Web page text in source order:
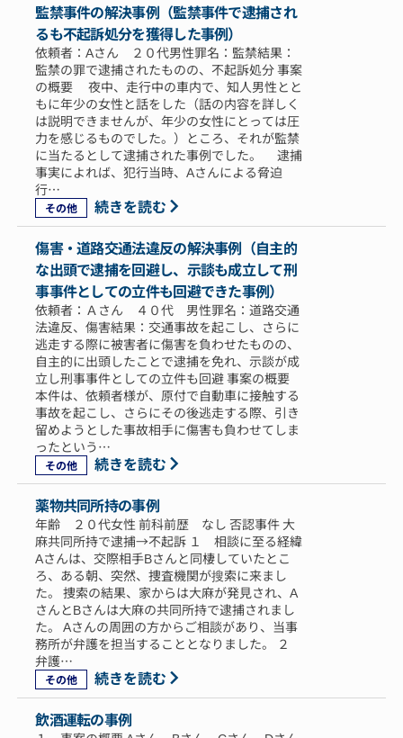
監禁事件の解決事例（監禁事件で逮捕され
るも不起訴処分を獲得した事例）
依頼者：Aさん ２０代男性罪名：監禁結果：
監禁の罪で逮捕されたものの、不起訴処分 事案
の概要 夜中、走行中の車内で、知人男性とと
もに年少の女性と話をした（話の内容を詳しく
は説明できませんが、年少の女性にとっては圧
力を感じるものでした。）ところ、それが監禁
に当たるとして逮捕された事例でした。 逮捕
事実によれば、犯行当時、Aさんによる脅迫
行…
その他
続きを読む
傷害・道路交通法違反の解決事例（自主的
な出頭で逮捕を回避し、示談も成立して刑
事事件としての立件も回避できた事例）
依頼者：Ａさん ４０代 男性罪名：道路交通
法違反、傷害結果：交通事故を起こし、さらに
逃走する際に被害者に傷害を負わせたものの、
自主的に出頭したことで逮捕を免れ、示談が成
立し刑事事件としての立件も回避 事案の概要
本件は、依頼者様が、原付で自動車に接触する
事故を起こし、さらにその後逃走する際、引き
留めようとした事故相手に傷害も負わせてしま
ったという…
その他
続きを読む
薬物共同所持の事例
年齢 ２０代女性 前科前歴 なし 否認事件 大
麻共同所持で逮捕→不起訴 １ 相談に至る経緯
Aさんは、交際相手Bさんと同棲していたとこ
ろ、ある朝、突然、捜査機関が搜索に来まし
た。 捜索の結果、家からは大麻が発見され、A
さんとBさんは大麻の共同所持で逮捕されまし
た。 Aさんの周囲の方からご相談があり、当事
務所が弁護を担当することとなりました。 ２
弁護…
その他
続きを読む
飲酒運転の事例